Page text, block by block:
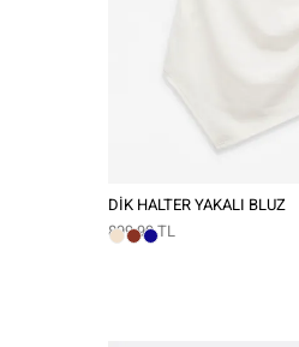
DIK HALTER YAKALI BLUZ
899,99 TL